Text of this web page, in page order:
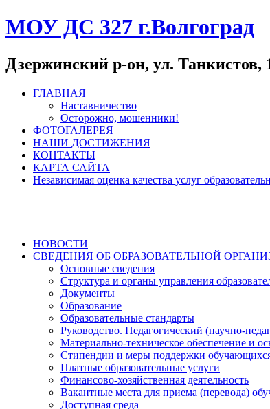
МОУ ДС 327 г.Волгоград
Дзержинский р-он, ул. Танкистов,
ГЛАВНАЯ
Наставничество
Осторожно, мошенники!
ФОТОГАЛЕРЕЯ
НАШИ ДОСТИЖЕНИЯ
КОНТАКТЫ
КАРТА САЙТА
Независимая оценка качества услуг
НОВОСТИ
СВЕДЕНИЯ ОБ ОБРАЗОВАТЕЛЬНОЙ
Основные сведения
Структура и органы управления
Документы
Образование
Образовательные стандарты
Руководство. Педагогический (научно-
Материально-техническое обеспечение и
Стипендии и меры поддержки
Платные образовательные услуги
Финансово-хозяйственная деятельность
Вакантные места для приема (перевода)
Доступная среда